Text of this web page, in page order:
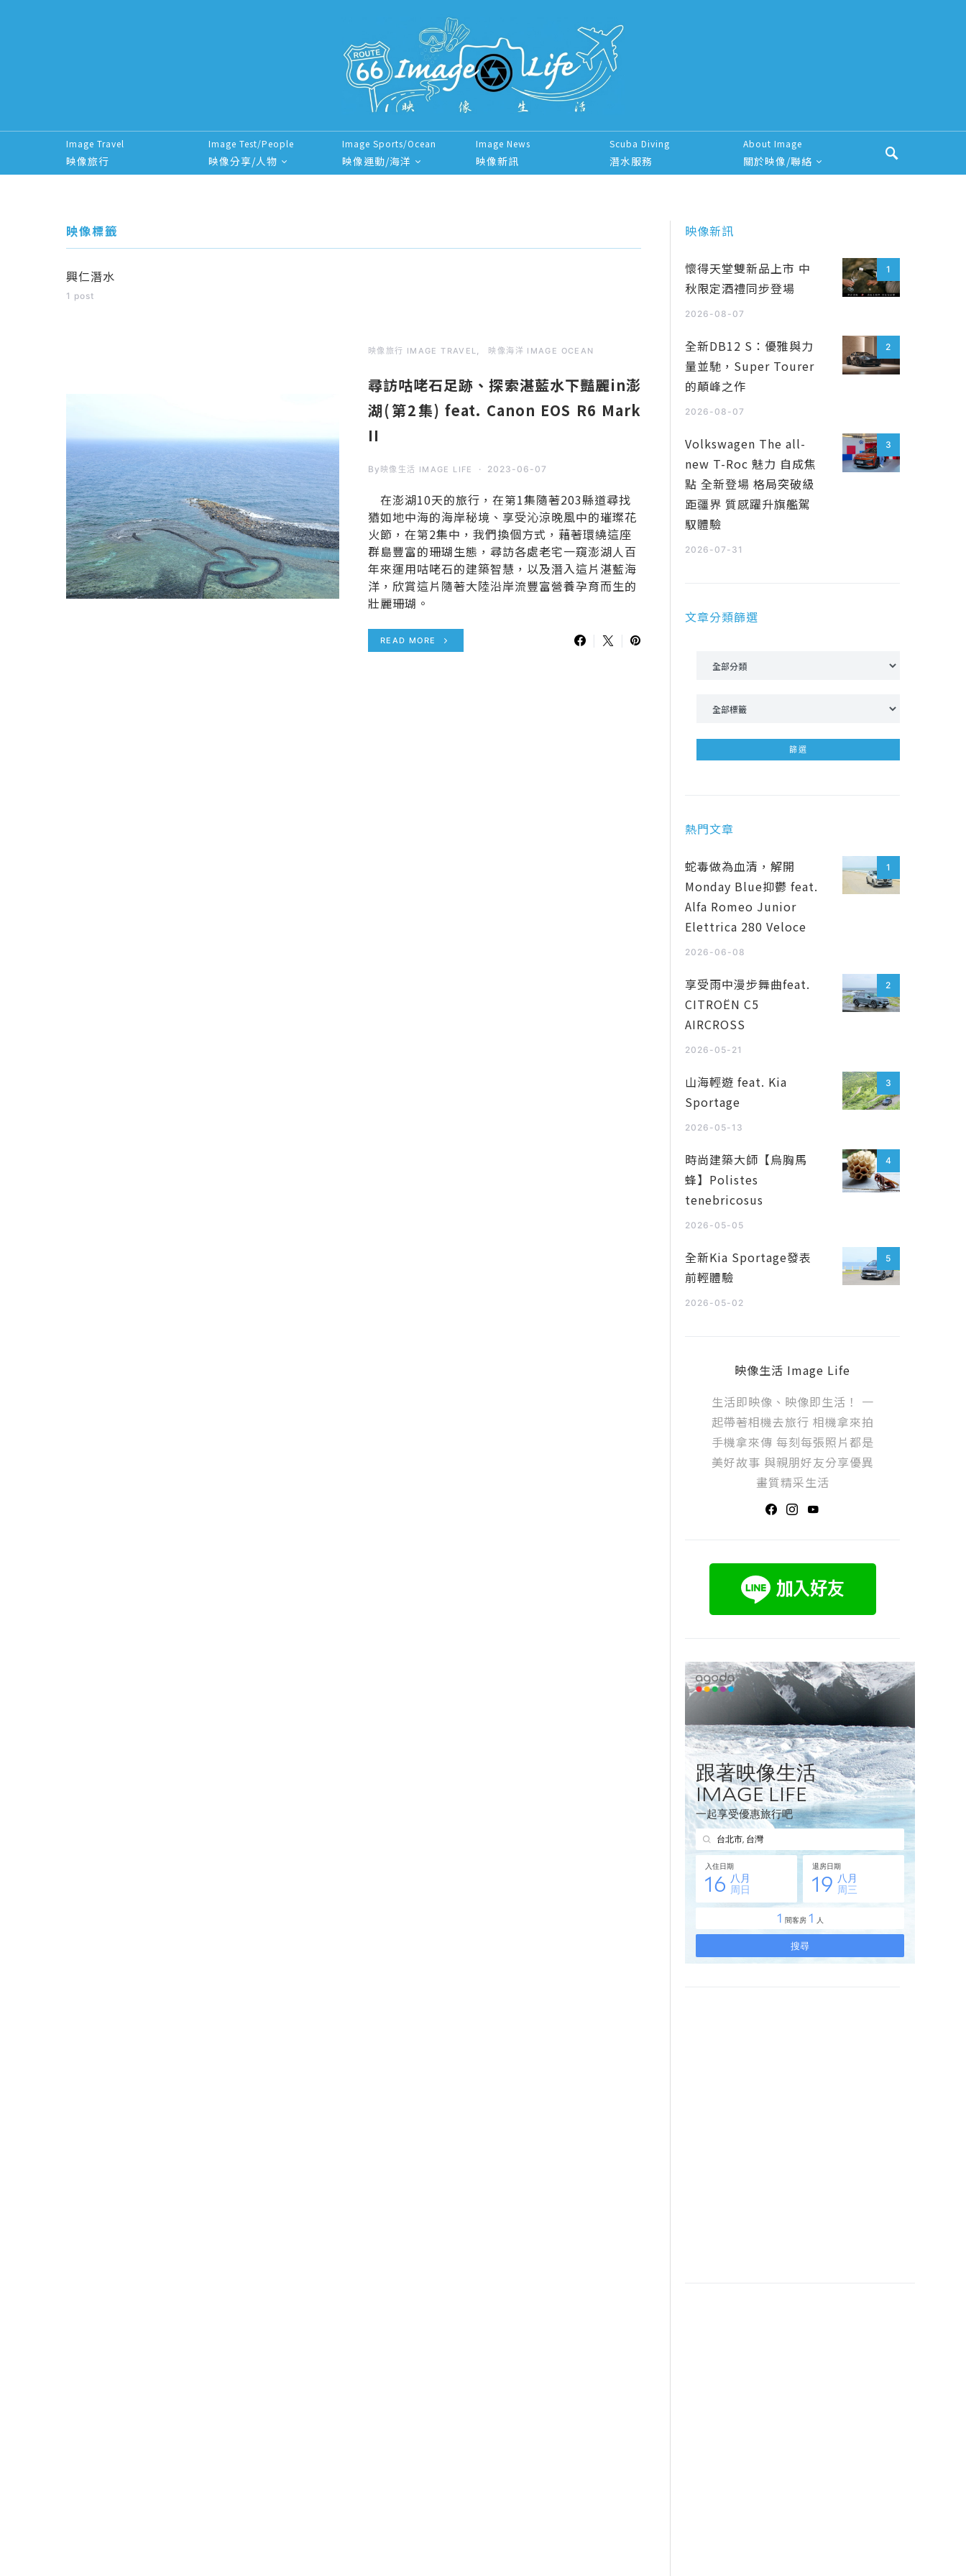
Image Travel
映像旅行
Image Test/People
映像分享/人物
Image Sports/Ocean
映像運動/海洋
Image News
映像新訊
Scuba Diving
潛水服務
About Image
關於映像/聯絡
Search for:
映像標籤
興仁潛水
1 post
映像旅行 IMAGE TRAVEL 映像海洋 IMAGE OCEAN
尋訪咕咾石足跡、探索湛藍水下豔麗in澎
湖(第2集) feat. Canon EOS R6 Mark
II
By 映像生活 IMAGE LIFE 2023-06-07
在澎湖10天的旅行，在第1集隨著203縣道尋找
猶如地中海的海岸秘境、享受沁涼晚風中的璀璨花
火節，在第2集中，我們換個方式，藉著環繞這座
群島豐富的珊瑚生態，尋訪各處老宅一窺澎湖人百
年來運用咕咾石的建築智慧，以及潛入這片湛藍海
洋，欣賞這片隨著大陸沿岸流豐富營養孕育而生的
壯麗珊瑚。
READ MORE
映像新訊
1
懷得天堂雙新品上市 中
秋限定酒禮同步登場
2026-08-07
2
全新DB12 S：優雅與力
量並馳，Super Tourer
的顛峰之作
2026-08-07
3
Volkswagen The all-
new T-Roc 魅力 自成焦
點 全新登場 格局突破級
距疆界 質感躍升旗艦駕
馭體驗
2026-07-31
文章分類篩選
熱門文章
1
蛇毒做為血清，解開
Monday Blue抑鬱 feat.
Alfa Romeo Junior
Elettrica 280 Veloce
2026-06-08
2
享受雨中漫步舞曲feat.
CITROËN C5
AIRCROSS
2026-05-21
3
山海輕遊 feat. Kia
Sportage
2026-05-13
4
時尚建築大師【烏胸馬
蜂】Polistes
tenebricosus
2026-05-05
5
全新Kia Sportage發表
前輕體驗
2026-05-02
映像生活 Image Life
生活即映像、映像即生活！ 一
起帶著相機去旅行 相機拿來拍
手機拿來傳 每刻每張照片都是
美好故事 與親朋好友分享優異
畫質精采生活